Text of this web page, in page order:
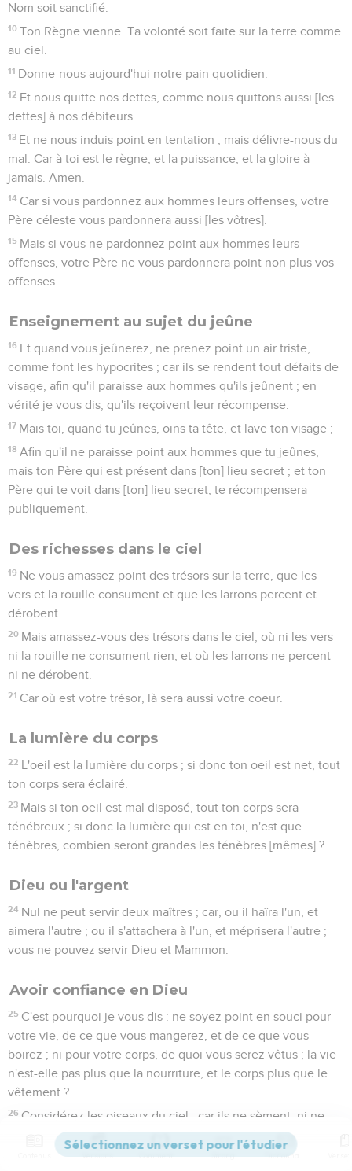
Nom soit sanctifié.
10 Ton Règne vienne. Ta volonté soit faite sur la terre comme
au ciel.
11 Donne-nous aujourd'hui notre pain quotidien.
12 Et nous quitte nos dettes, comme nous quittons aussi [les
dettes] à nos débiteurs.
13 Et ne nous induis point en tentation ; mais délivre-nous du
mal. Car à toi est le règne, et la puissance, et la gloire à
jamais. Amen.
14 Car si vous pardonnez aux hommes leurs offenses, votre
Père céleste vous pardonnera aussi [les vôtres].
15 Mais si vous ne pardonnez point aux hommes leurs
offenses, votre Père ne vous pardonnera point non plus vos
offenses.
Enseignement au sujet du jeûne
16 Et quand vous jeûnerez, ne prenez point un air triste,
comme font les hypocrites ; car ils se rendent tout défaits de
visage, afin qu'il paraisse aux hommes qu'ils jeûnent ; en
vérité je vous dis, qu'ils reçoivent leur récompense.
17 Mais toi, quand tu jeûnes, oins ta tête, et lave ton visage ;
18 Afin qu'il ne paraisse point aux hommes que tu jeûnes,
mais ton Père qui est présent dans [ton] lieu secret ; et ton
Père qui te voit dans [ton] lieu secret, te récompensera
publiquement.
Des richesses dans le ciel
19 Ne vous amassez point des trésors sur la terre, que les
vers et la rouille consument et que les larrons percent et
dérobent.
20 Mais amassez-vous des trésors dans le ciel, où ni les vers
ni la rouille ne consument rien, et où les larrons ne percent
ni ne dérobent.
21 Car où est votre trésor, là sera aussi votre coeur.
La lumière du corps
22 L'oeil est la lumière du corps ; si donc ton oeil est net, tout
ton corps sera éclairé.
23 Mais si ton oeil est mal disposé, tout ton corps sera
ténébreux ; si donc la lumière qui est en toi, n'est que
ténèbres, combien seront grandes les ténèbres [mêmes] ?
Dieu ou l'argent
24 Nul ne peut servir deux maîtres ; car, ou il haïra l'un, et
aimera l'autre ; ou il s'attachera à l'un, et méprisera l'autre ;
vous ne pouvez servir Dieu et Mammon.
Avoir confiance en Dieu
25 C'est pourquoi je vous dis : ne soyez point en souci pour
votre vie, de ce que vous mangerez, et de ce que vous
boirez ; ni pour votre corps, de quoi vous serez vêtus ; la vie
n'est-elle pas plus que la nourriture, et le corps plus que le
vêtement ?
26 Considérez les oiseaux du ciel ; car ils ne sèment, ni ne
moissonnent, ni n'assemblent dans des greniers, et
cependant votre Père céleste les nourrit ; n'êtes-vous pas
Versions Commentaires Strong